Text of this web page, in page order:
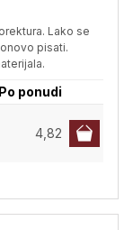
Lako se
pisati.
Po ponudi
4,82